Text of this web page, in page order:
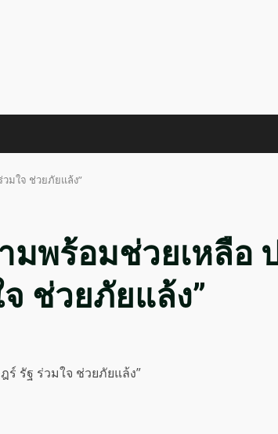
มใจ ช่วยภัยแล้ง”
มพร้อมช่วยเหลือ
ช่วยภัยแล้ง”
ร์ รัฐ ร่วมใจ ช่วยภัยแล้ง”